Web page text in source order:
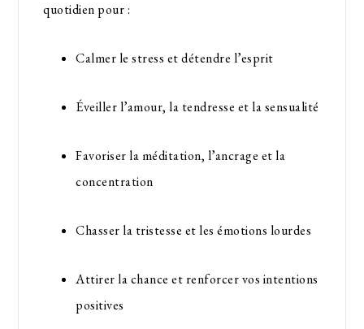
quotidien pour :
Calmer le stress et détendre l’esprit
Éveiller l’amour, la tendresse et la sensualité
Favoriser la méditation, l’ancrage et la
concentration
Chasser la tristesse et les émotions lourdes
Attirer la chance et renforcer vos intentions
positives